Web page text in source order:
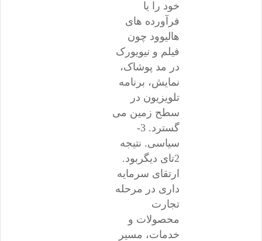
خود را یا
فرآورده های
هالیوود چون
فیلم و نیویورک
در مد پوشاک،
نمایش، برنامه
تلویزیون در
سطح زمین می
گسترد. 3-
سیاسی. نتیجه
2تای دیگربود.
ارتقای سرمایه
داری در مرحله
تجارت
محصولات و
خدمات، مسیر